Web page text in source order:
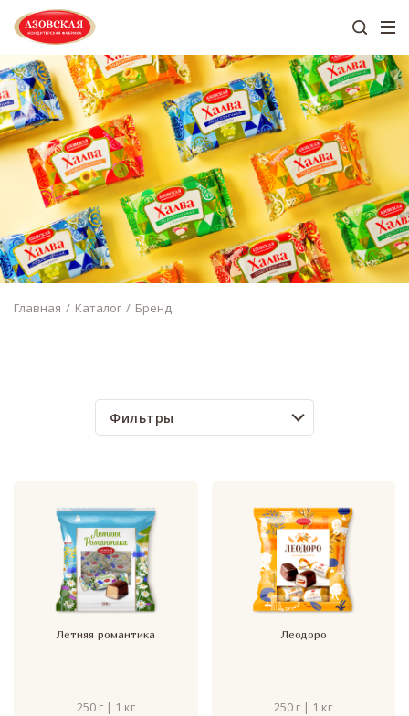
Главная Каталог Бренд
Фильтры
Летняя романтика
250 г | 1 кг
Леодоро
250 г | 1 кг